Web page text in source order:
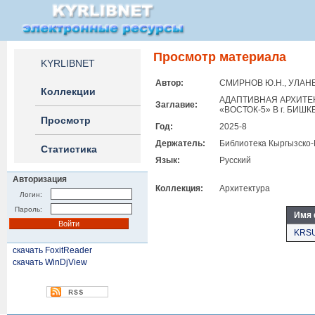
KYRLIBNET
Коллекции
Просмотр
Статистика
Авторизация
Логин:
Пароль:
скачать FoxitReader
скачать WinDjView
Просмотр материала
Автор: СМИРНОВ Ю.Н.,
Заглавие:
АДАПТИВНАЯ
«ВОСТОК-5» В г.
Год:
2025-8
Держатель:
Библиотека
Язык:
Русский
Коллекция: Архитектура
Имя